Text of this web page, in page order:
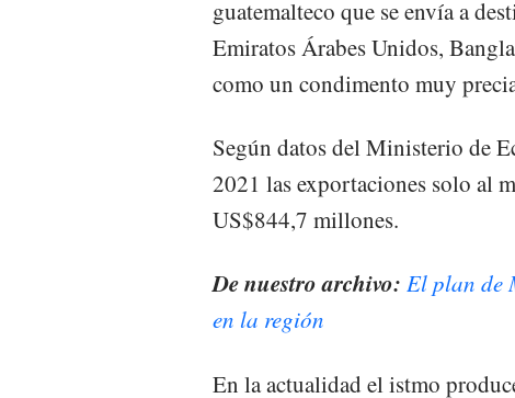
guatemalteco que se envía a
Emiratos Árabes Unidos,
como un condimento muy
Según datos del Ministerio de
2021 las exportaciones solo al
US$844,7 millones.
De nuestro archivo: El plan de
en la región
En la actualidad el istmo